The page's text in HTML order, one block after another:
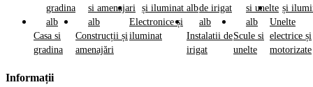
Casa si
gradina
Construcții și
amenajări
Electronice și
iluminat
Instalatii de
irigat
Scule si
unelte
Unelte
electrice și
motorizate
Informații